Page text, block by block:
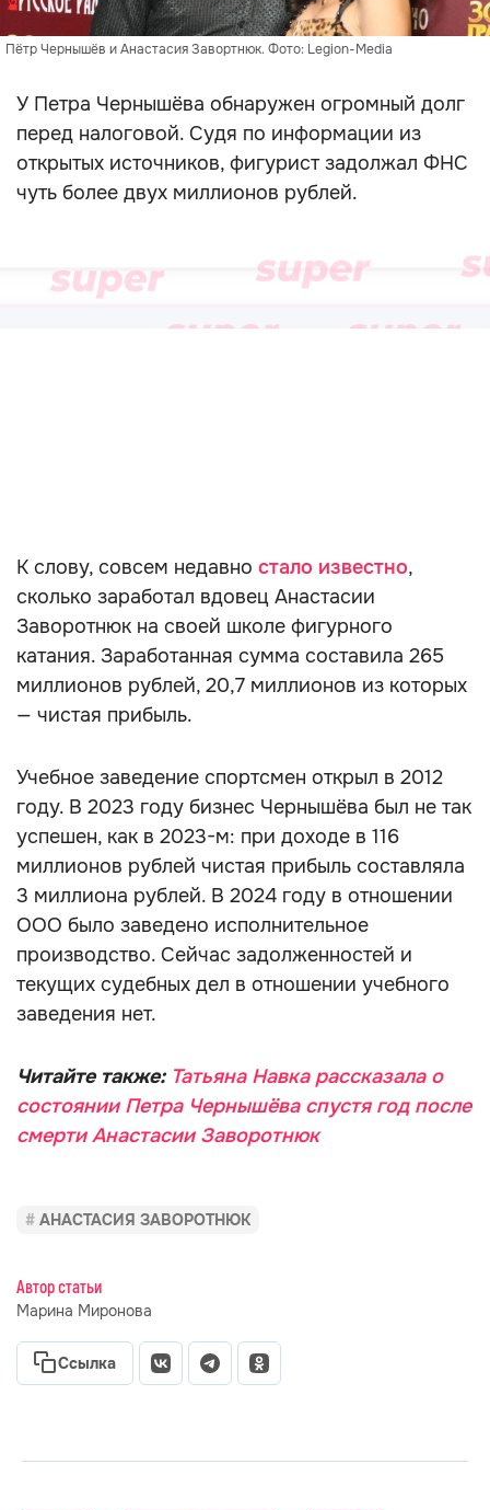
Пётр Чернышёв и Анастасия Завортнюк. Фото: Legion-Media
У Петра Чернышёва обнаружен огромный долг
перед налоговой. Судя по информации из
открытых источников, фигурист задолжал ФНС
чуть более двух миллионов рублей.
К слову, совсем недавно стало известно,
сколько заработал вдовец Анастасии
Заворотнюк на своей школе фигурного
катания. Заработанная сумма составила 265
миллионов рублей, 20,7 миллионов из которых
— чистая прибыль.
Учебное заведение спортсмен открыл в 2012
году. В 2023 году бизнес Чернышёва был не так
успешен, как в 2023-м: при доходе в 116
миллионов рублей чистая прибыль составляла
3 миллиона рублей. В 2024 году в отношении
ООО было заведено исполнительное
производство. Сейчас задолженностей и
текущих судебных дел в отношении учебного
заведения нет.
Читайте также: Татьяна Навка рассказала о
состоянии Петра Чернышёва спустя год после
смерти Анастасии Заворотнюк
АНАСТАСИЯ ЗАВОРОТНЮК
Автор статьи
Марина Миронова
Ссылка